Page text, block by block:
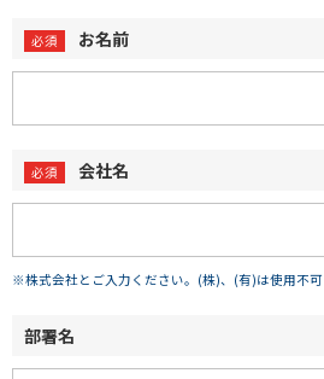
お名前
会社名
※株式会社とご入力ください。(株)、(有)は使用不可
部署名